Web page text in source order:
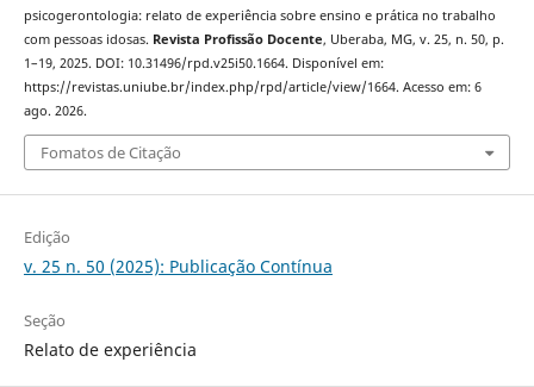
psicogerontologia: relato de experiência sobre ensino e prática no trabalho
com pessoas idosas. Revista Profissão Docente, Uberaba, MG, v. 25, n. 50, p.
1–19, 2025. DOI: 10.31496/rpd.v25i50.1664. Disponível em:
https://revistas.uniube.br/index.php/rpd/article/view/1664. Acesso em: 6
ago. 2026.
Fomatos de Citação
Edição
v. 25 n. 50 (2025): Publicação Contínua
Seção
Relato de experiência